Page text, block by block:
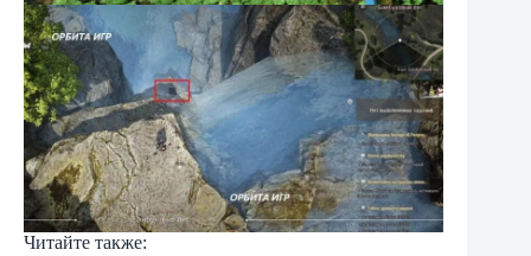
Читайте также: